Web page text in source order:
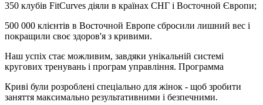
350 клубів FitCurves діяли в країнах СНГ і Восточной Європи;
500 000 клієнтів в Восточной Европе сбросили лишний вес і
покращили своє здоров'я з кривими.
Наш успіх стає можливим, завдяки унікальній системі
кругових тренувань і програм управління. Программа
Криві були розроблені спеціально для жінок - щоб зробити
заняття максимально результативними і безпечними.